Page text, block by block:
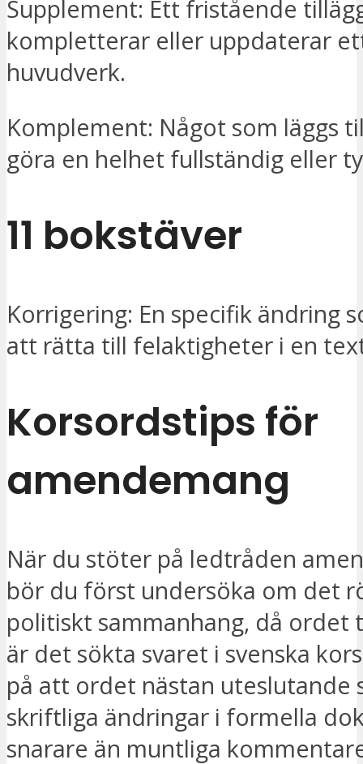
Supplement: Ett fristående
kompletterar eller uppdaterar
huvudverk.
Komplement: Något som läggs
göra en helhet fullständig eller
11 bokstäver
Korrigering: En specifik ändring
att rätta till felaktigheter i en
Korsordstips för
amendemang
När du stöter på ledtråden
bör du först undersöka om det
politiskt sammanhang, då ordet
är det sökta svaret i svenska
på att ordet nästan uteslutande
skriftliga ändringar i formella
snarare än muntliga